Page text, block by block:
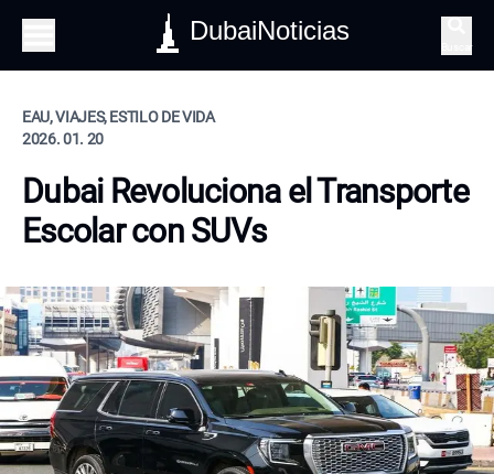
DubaiNoticias
EAU, VIAJES, ESTILO DE VIDA
2026. 01. 20
Dubai Revoluciona el Transporte
Escolar con SUVs